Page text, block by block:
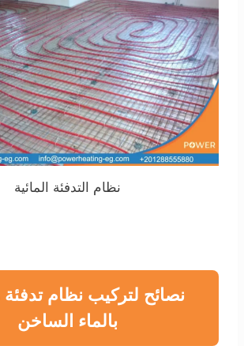
نظام التدفئة المائية
نصائح لتركيب نظام
بالماء الساخن